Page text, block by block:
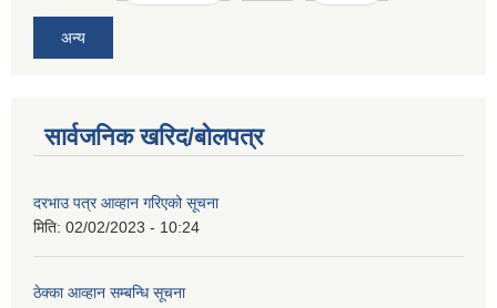
अन्य
सार्वजनिक खरिद/बोलपत्र
दरभाउ पत्र आव्हान गरिएको सूचना
मिति: 02/02/2023 - 10:24
ठेक्का आव्हान सम्बन्धि सूचना